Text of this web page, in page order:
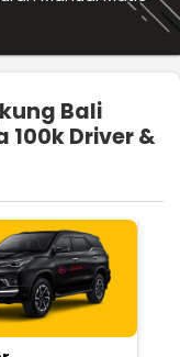
Bali
Driver &